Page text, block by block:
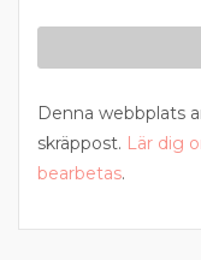
Denna webbplats
skräppost. Lär dig
bearbetas.